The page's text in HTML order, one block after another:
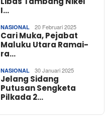
I…
NASIONAL 20 Februari 2025
Cari Muka, Pejabat
Maluku Utara Ramai-
ra…
NASIONAL 30 Januari 2025
Jelang Sidang
Putusan Sengketa
Pilkada 2…